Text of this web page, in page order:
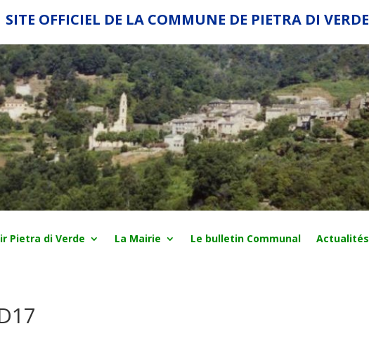
SITE OFFICIEL DE LA COMMUNE DE PIETRA DI VERDE
Pietra di Verde La Mairie Le bulletin Communal Actualités